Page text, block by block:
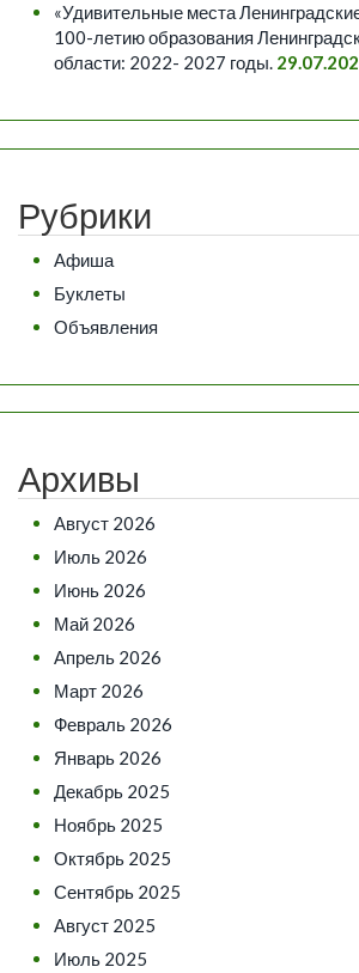
«Удивительные места
100-летию образования
области: 2022- 2027 годы.
Рубрики
Афиша
Буклеты
Объявления
Архивы
Август 2026
Июль 2026
Июнь 2026
Май 2026
Апрель 2026
Март 2026
Февраль 2026
Январь 2026
Декабрь 2025
Ноябрь 2025
Октябрь 2025
Сентябрь 2025
Август 2025
Июль 2025